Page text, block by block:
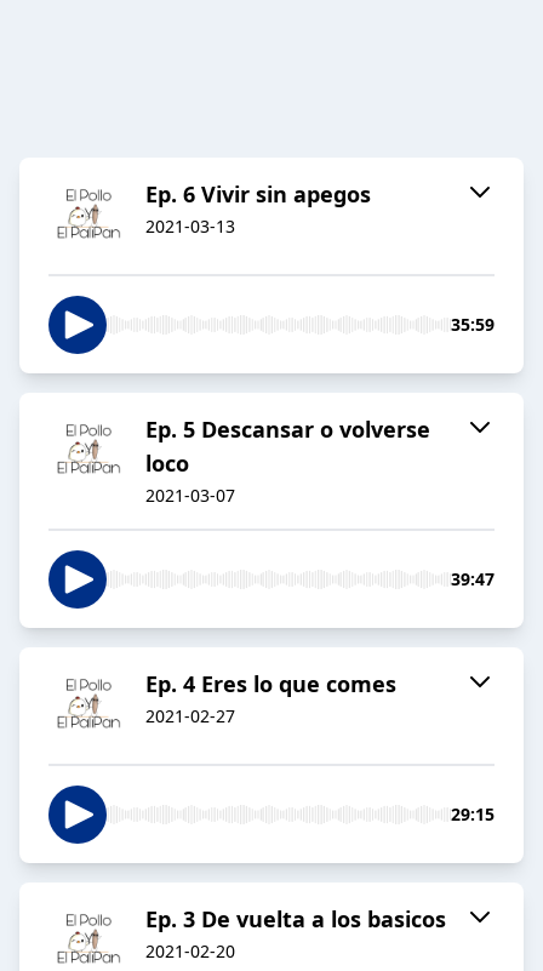
Ep. 6 Vivir sin apegos
2021-03-13
35:59
Ep. 5 Descansar o volverse
loco
2021-03-07
39:47
Ep. 4 Eres lo que comes
2021-02-27
29:15
Ep. 3 De vuelta a los basicos
2021-02-20